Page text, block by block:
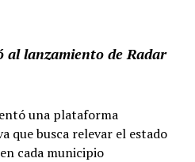
lanzamiento de Radar
una plataforma
que busca relevar el estado
cada municipio